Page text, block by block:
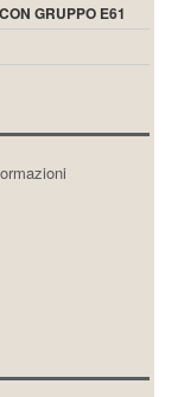
GRUPPO E61